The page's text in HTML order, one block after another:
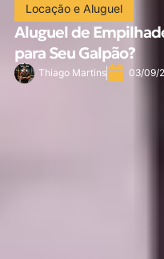
Locação e Aluguel
Aluguel de
para Seu Galpão?
Thiago Martins 03/09/